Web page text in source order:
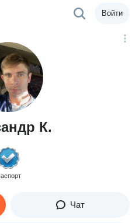
Войти
К.
Чат